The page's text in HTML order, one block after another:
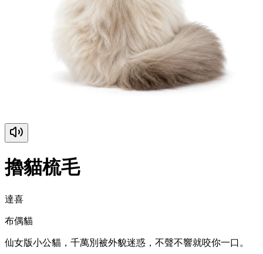
擼貓梳毛
達喜
布偶貓
仙女版小公貓，千萬別被外貌迷惑，不聲不響就咬你一口。